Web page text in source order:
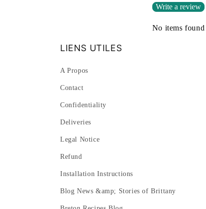
Write a review
No items found
LIENS UTILES
A Propos
Contact
Confidentiality
Deliveries
Legal Notice
Refund
Installation Instructions
Blog News &amp; Stories of Brittany